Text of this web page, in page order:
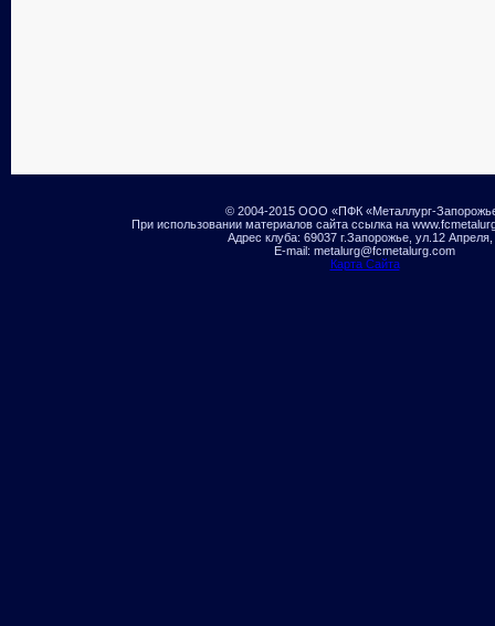
© 2004-2015 ООО «ПФК «Металлург-
При использовании материалов сайта ссылка на
Адрес клуба: 69037 г.Запорожье, ул.12 Апреля,
E-mail: metalurg@fcmetalurg.com
Карта Сайта